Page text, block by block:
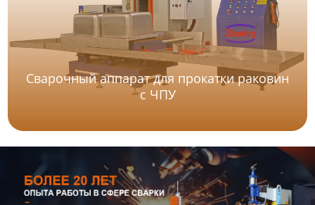
Сварочный аппарат для прокатки раковин
с ЧПУ